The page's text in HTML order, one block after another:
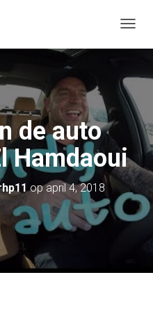
A
G
A
T
I
S
S
L
de auto
Hamdaoui
opapril 4, 2018